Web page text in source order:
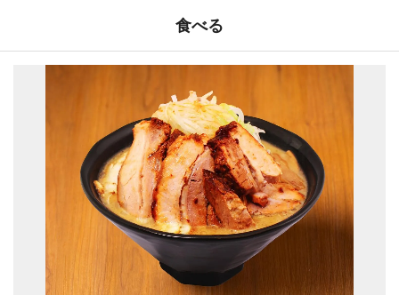
食べる